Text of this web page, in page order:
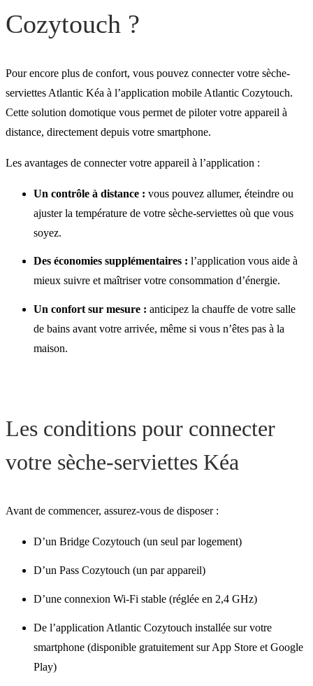
Cozytouch ?
Pour encore plus de confort, vous pouvez connecter votre sèche-
serviettes Atlantic Kéa à l’application mobile Atlantic Cozytouch.
Cette solution domotique vous permet de piloter votre appareil à
distance, directement depuis votre smartphone.
Les avantages de connecter votre appareil à l’application :
Un contrôle à distance : vous pouvez allumer, éteindre ou
ajuster la température de votre sèche-serviettes où que vous
soyez.
Des économies supplémentaires : l’application vous aide à
mieux suivre et maîtriser votre consommation d’énergie.
Un confort sur mesure : anticipez la chauffe de votre salle
de bains avant votre arrivée, même si vous n’êtes pas à la
maison.
Les conditions pour connecter
votre sèche-serviettes Kéa
Avant de commencer, assurez-vous de disposer :
D’un Bridge Cozytouch (un seul par logement)
D’un Pass Cozytouch (un par appareil)
D’une connexion Wi-Fi stable (réglée en 2,4 GHz)
De l’application Atlantic Cozytouch installée sur votre
smartphone (disponible gratuitement sur App Store et Google
Play)